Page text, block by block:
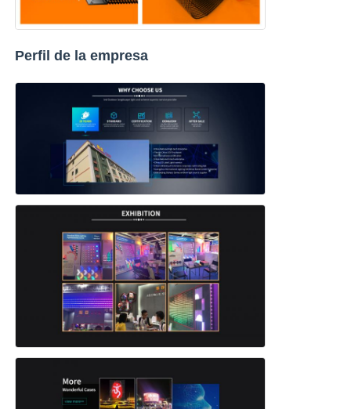
Perfil de la empresa